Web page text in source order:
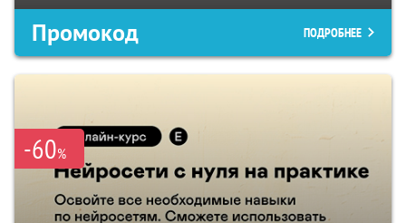
Промокод ПОДРОБНЕЕ
-60%